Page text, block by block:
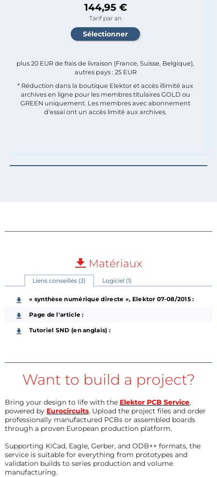
144,95 €
Tarif par an
plus 20 EUR de frais de livraison (France, Suisse, Belgique),
autres pays : 25 EUR
* Réduction dans la boutique Elektor et accès illimité aux
archives en ligne pour les membres titulaires GOLD ou
GREEN uniquement. Les membres avec abonnement
d'essai ont un accès limité aux archives.
Matériaux
Liens conseillés (3) Logiciel (1)
« synthèse numérique directe », Elektor 07-08/2015 :
Page de l'article :
Tutoriel SND (en anglais) :
Want to build a project?
Bring your design to life with the Elektor PCB Service,
powered by Eurocircuits. Upload the project files and order
professionally manufactured PCBs or assembled boards
through a proven European production platform.
Supporting KiCad, Eagle, Gerber, and ODB++ formats, the
service is suitable for everything from prototypes and
validation builds to series production and volume
manufacturing.